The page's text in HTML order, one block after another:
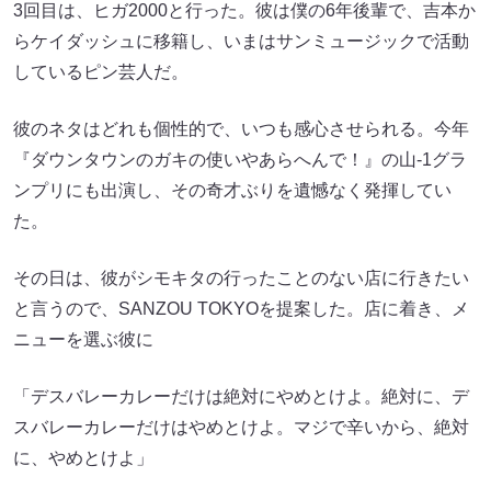
3回目は、ヒガ2000と行った。彼は僕の6年後輩で、吉本か
らケイダッシュに移籍し、いまはサンミュージックで活動
しているピン芸人だ。
彼のネタはどれも個性的で、いつも感心させられる。今年
『ダウンタウンのガキの使いやあらへんで！』の山-1グラ
ンプリにも出演し、その奇才ぶりを遺憾なく発揮してい
た。
その日は、彼がシモキタの行ったことのない店に行きたい
と言うので、SANZOU TOKYOを提案した。店に着き、メ
ニューを選ぶ彼に
「デスバレーカレーだけは絶対にやめとけよ。絶対に、デ
スバレーカレーだけはやめとけよ。マジで辛いから、絶対
に、やめとけよ」